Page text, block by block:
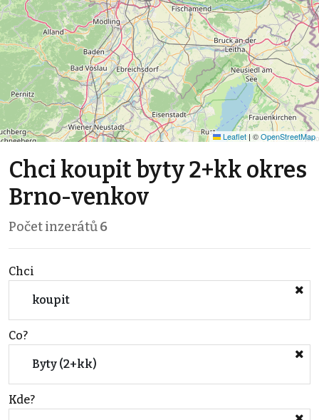
Leaflet | ©OpenStreetMap
Chci koupit byty 2+kk okres
Brno-venkov
Počet inzerátů6
Chci
koupit
Co?
Byty (2+kk)
Kde?